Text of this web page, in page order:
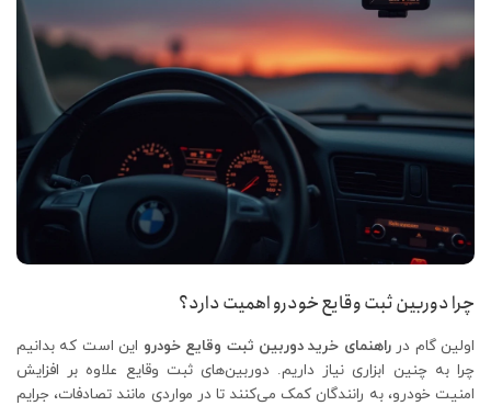
چرا دوربین ثبت وقایع خودرو اهمیت دارد؟
اولین گام درراهنمای خرید دوربین ثبت وقایع خودرو این است که بدانیم
چرا به چنین ابزاری نیاز داریم. دوربین‌های ثبت وقایع علاوه بر افزایش
امنیت خودرو، به رانندگان کمک می‌کنند تا در مواردی مانند تصادفات، جرایم